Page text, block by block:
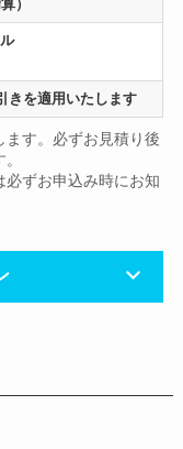
）
きを適用いたします
ます。必ずお見積り後
必ずお申込み時にお知